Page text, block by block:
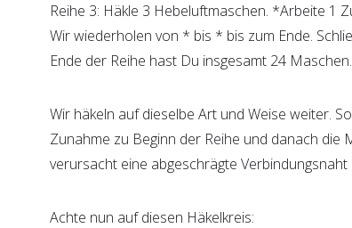
Reihe 3: Häkle 3 Hebeluftmaschen. *Arbeite 1
Wir wiederholen von * bis * bis zum Ende.
Ende der Reihe hast Du insgesamt 24 Maschen.
Wir häkeln auf dieselbe Art und Weise weiter.
Zunahme zu Beginn der Reihe und danach die
verursacht eine abgeschrägte Verbindungsnaht .
Achte nun auf diesen Häkelkreis: